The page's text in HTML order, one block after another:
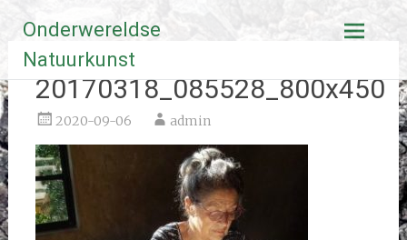
naar
inhoud
Onderwereldse
Natuurkunst
20170318_085528_800x450
2020-09-06 admin